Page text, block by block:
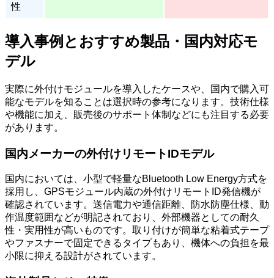
性
導入事例とおすすめ製品・国内対応モ
デル
実際に外付けモジュールを導入したケースや、国内で購入可
能なモデルを知ることは選択時の参考になります。技術仕様
や機能に加え、販売後のサポート体制などにも注目する必要
があります。
国内メーカーの外付けリモートIDモデル
国内においては、小型で軽量なBluetooth Low Energy方式を
採用し、GPSモジュール内蔵の外付けリモートID発信機が
確認されています。送信電力や通信距離、防水防塵仕様、動
作温度範囲などが明記されており、外部機器としての耐久
性・実用性が高いものです。取り付けが簡単な粘着式テープ
やファスナーで固定できるタイプもあり、機体への負担を最
小限に抑える設計がされています。